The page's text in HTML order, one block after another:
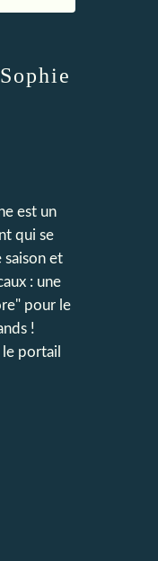
est un
qui se
saison et
: une
pour le
!
le portail